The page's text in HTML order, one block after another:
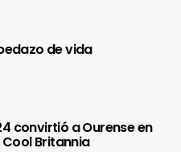
de vida
convirtió a Ourense en
Britannia